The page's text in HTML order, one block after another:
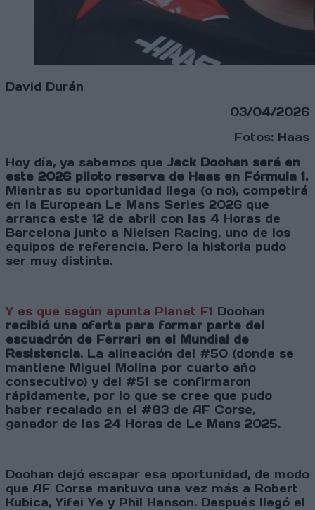
David Durán
03/04/2026
Fotos: Haas
Hoy día, ya sabemos que Jack Doohan será en
este 2026 piloto reserva de Haas en Fórmula 1.
Mientras su oportunidad llega (o no), competirá
en la European Le Mans Series 2026 que
arranca este 12 de abril con las 4 Horas de
Barcelona junto a Nielsen Racing, uno de los
equipos de referencia. Pero la historia pudo
ser muy distinta.
Y es que según apunta Planet F1 Doohan
recibió una oferta para formar parte del
escuadrón de Ferrari en el Mundial de
Resistencia. La alineación del #50 (donde se
mantiene Miguel Molina por cuarto año
consecutivo) y del #51 se confirmaron
rápidamente, por lo que se cree que pudo
haber recalado en el #83 de AF Corse,
ganador de las 24 Horas de Le Mans 2025.
Doohan dejó escapar esa oportunidad, de modo
que AF Corse mantuvo una vez más a Robert
Kubica, Yifei Ye y Phil Hanson. Después llegó el